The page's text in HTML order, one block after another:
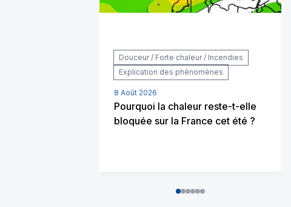
Douceur / Forte chaleur / Incendies
Explication des phénomènes
8 Août 2026
Pourquoi la chaleur reste-t-elle
bloquée sur la France cet été ?
012345